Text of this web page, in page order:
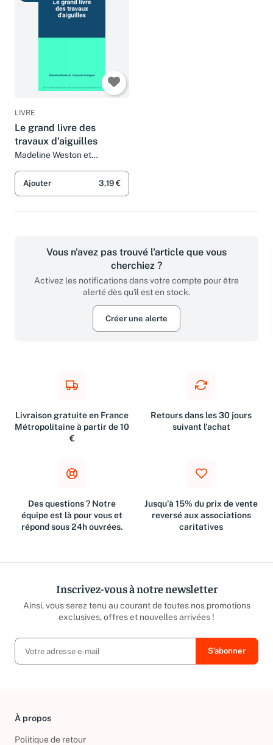
LIVRE
Le grand livre des
travaux d'aiguilles
Madeline Weston et
Ajouter 3,19 €
Vous n'avez pas trouvé l'article que vous
cherchiez ?
Activez les notifications dans votre compte pour être
alerté dès qu'il est en stock.
Créer une alerte
Livraison gratuite en France
Métropolitaine à partir de 10
€
Retours dans les 30 jours
suivant l'achat
Des questions ? Notre
équipe est là pour vous et
répond sous 24h ouvrées.
Jusqu'à 15% du prix de vente
reversé aux associations
caritatives
Inscrivez-vous à notre newsletter
Ainsi, vous serez tenu au courant de toutes nos promotions
exclusives, offres et nouvelles arrivées !
À propos
Politique de retour